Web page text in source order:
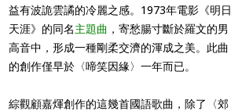
益有波詭雲譎的冷麗之感。1973年電影《明日
天涯》的同名主題曲 ，寄愁腸寸斷於羅文的男
高音中，形成一種剛柔交濟的渾成之美。此曲
的創作僅早於〈啼笑因緣〉一年而已。
綜觀顧嘉煇創作的這幾首國語歌曲，除了〈郊